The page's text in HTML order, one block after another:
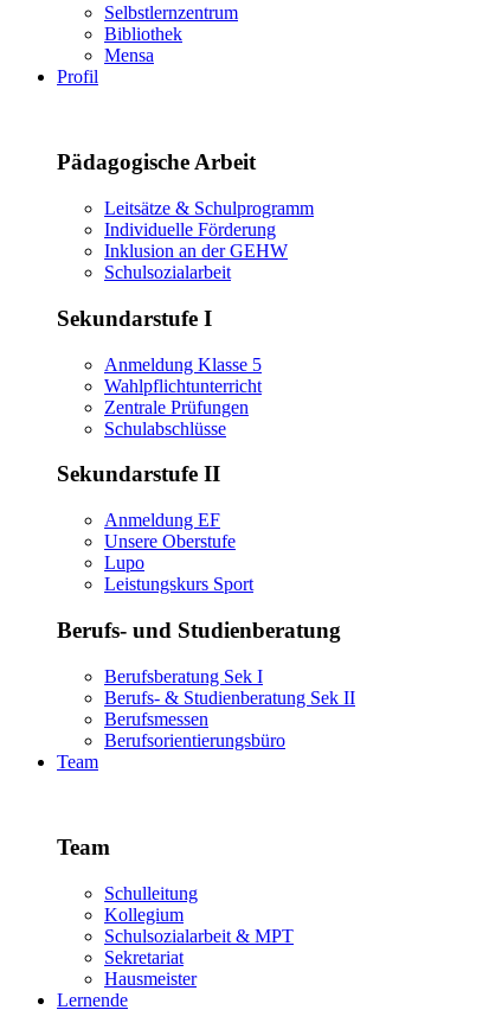
Selbstlernzentrum
Bibliothek
Mensa
Profil
Pädagogische Arbeit
Leitsätze & Schulprogramm
Individuelle Förderung
Inklusion an der GEHW
Schulsozialarbeit
Sekundarstufe I
Anmeldung Klasse 5
Wahlpflichtunterricht
Zentrale Prüfungen
Schulabschlüsse
Sekundarstufe II
Anmeldung EF
Unsere Oberstufe
Lupo
Leistungskurs Sport
Berufs- und Studienberatung
Berufsberatung Sek I
Berufs- & Studienberatung Sek II
Berufsmessen
Berufsorientierungsbüro
Team
Team
Schulleitung
Kollegium
Schulsozialarbeit & MPT
Sekretariat
Hausmeister
Lernende